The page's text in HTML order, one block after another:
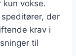
vokse.
der
krav i
til